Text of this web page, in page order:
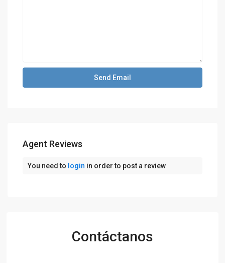
Agent Reviews
You need to login in order to post a review
Contáctanos